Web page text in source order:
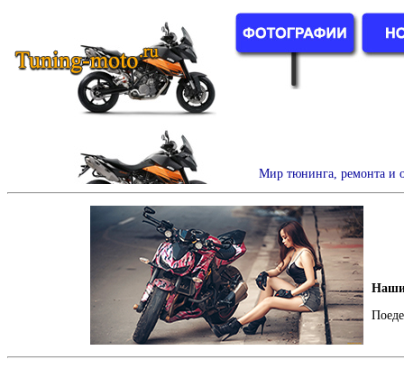
Мир тюнинга, ремонта и
Наши